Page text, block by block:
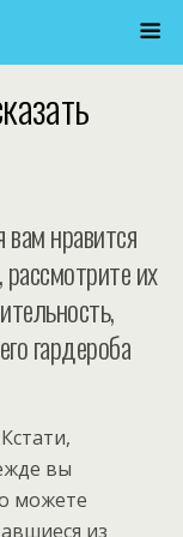
нравится
их
гардероба
вы
можете
из